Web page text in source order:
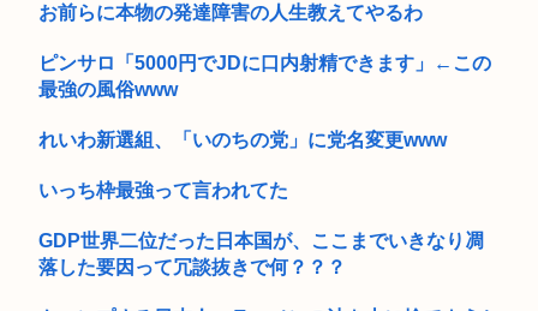
お前らに本物の発達障害の人生教えてやるわ
ピンサロ「5000円でJDに口内射精できます」←この
最強の風俗www
れいわ新選組、「いのちの党」に党名変更www
いっち枠最強って言われてた
GDP世界二位だった日本国が、ここまでいきなり凋
落した要因って冗談抜きで何？？？